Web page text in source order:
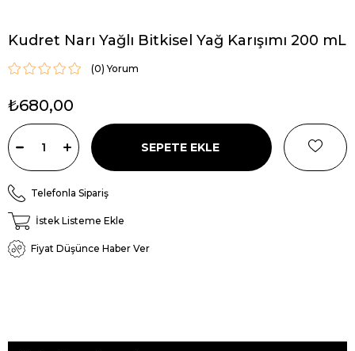
Kudret Narı Yağlı Bitkisel Yağ Karışımı 200 mL
(0)
₺680,00
Telefonla Sipariş
İstek Listeme Ekle
Fiyat Düşünce Haber Ver